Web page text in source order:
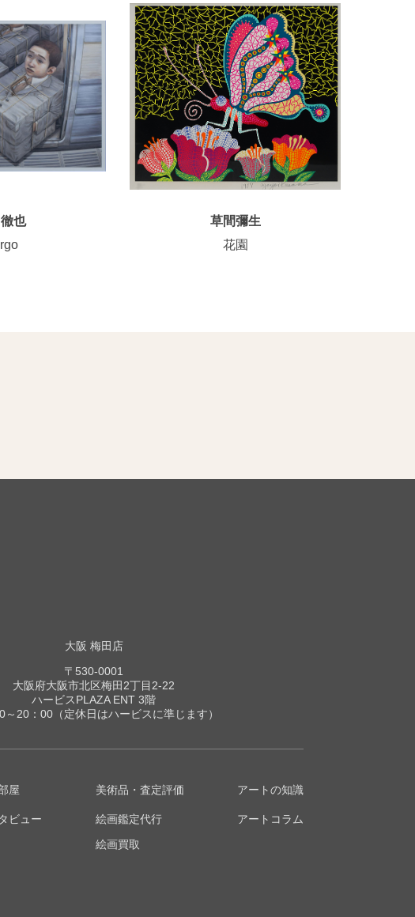
也
草間彌生
花園
大阪 梅田店
〒530-0001
大阪府大阪市北区梅田2丁目2-22
ハービスPLAZA ENT 3階
～20：00（定休日はハービスに準じます）
屋
ビュー
美術品・査定評価
絵画鑑定代行
絵画買取
アートの知識
アートコラム